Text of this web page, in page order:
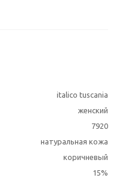
italico tuscania
женский
7920
натуральная кожа
коричневый
15%